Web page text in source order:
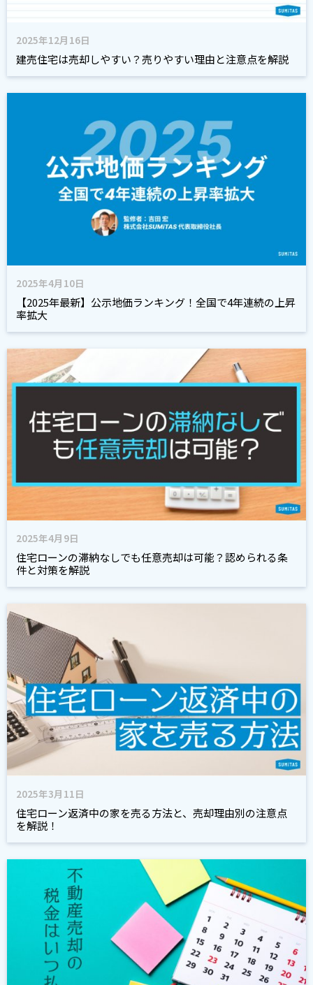
2025年12月16日
建売住宅は売却しやすい？売りやすい理由と注意点を解説
2025年4月10日
【2025年最新】公示地価ランキング！全国で4年連続の上昇
率拡大
2025年4月9日
住宅ローンの滞納なしでも任意売却は可能？認められる条
件と対策を解説
2025年3月11日
住宅ローン返済中の家を売る方法と、売却理由別の注意点
を解説！